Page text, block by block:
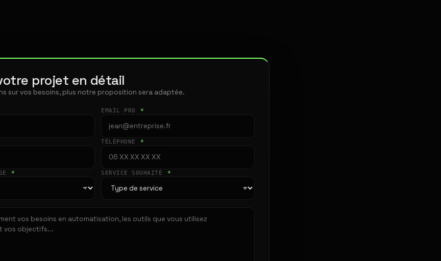
projet en détail
sur vos besoins, plus notre proposition sera adaptée.
EMAIL PRO *
TÉLÉPHONE *
* SERVICE SOUHAITÉ *